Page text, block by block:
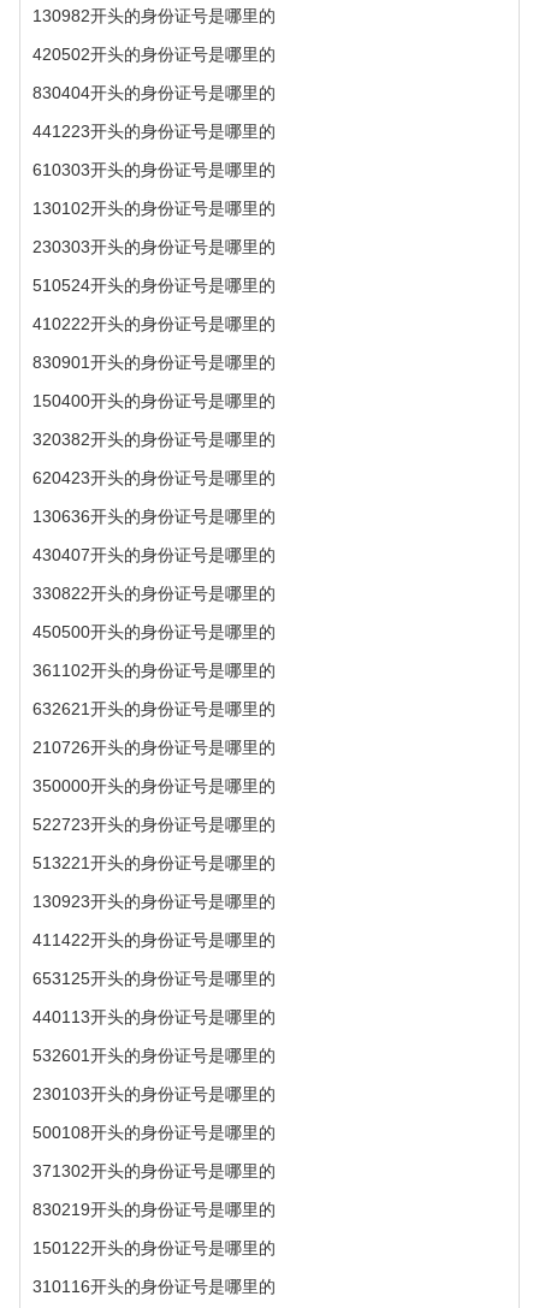
130982开头的身份证号是哪里的
420502开头的身份证号是哪里的
830404开头的身份证号是哪里的
441223开头的身份证号是哪里的
610303开头的身份证号是哪里的
130102开头的身份证号是哪里的
230303开头的身份证号是哪里的
510524开头的身份证号是哪里的
410222开头的身份证号是哪里的
830901开头的身份证号是哪里的
150400开头的身份证号是哪里的
320382开头的身份证号是哪里的
620423开头的身份证号是哪里的
130636开头的身份证号是哪里的
430407开头的身份证号是哪里的
330822开头的身份证号是哪里的
450500开头的身份证号是哪里的
361102开头的身份证号是哪里的
632621开头的身份证号是哪里的
210726开头的身份证号是哪里的
350000开头的身份证号是哪里的
522723开头的身份证号是哪里的
513221开头的身份证号是哪里的
130923开头的身份证号是哪里的
411422开头的身份证号是哪里的
653125开头的身份证号是哪里的
440113开头的身份证号是哪里的
532601开头的身份证号是哪里的
230103开头的身份证号是哪里的
500108开头的身份证号是哪里的
371302开头的身份证号是哪里的
830219开头的身份证号是哪里的
150122开头的身份证号是哪里的
310116开头的身份证号是哪里的